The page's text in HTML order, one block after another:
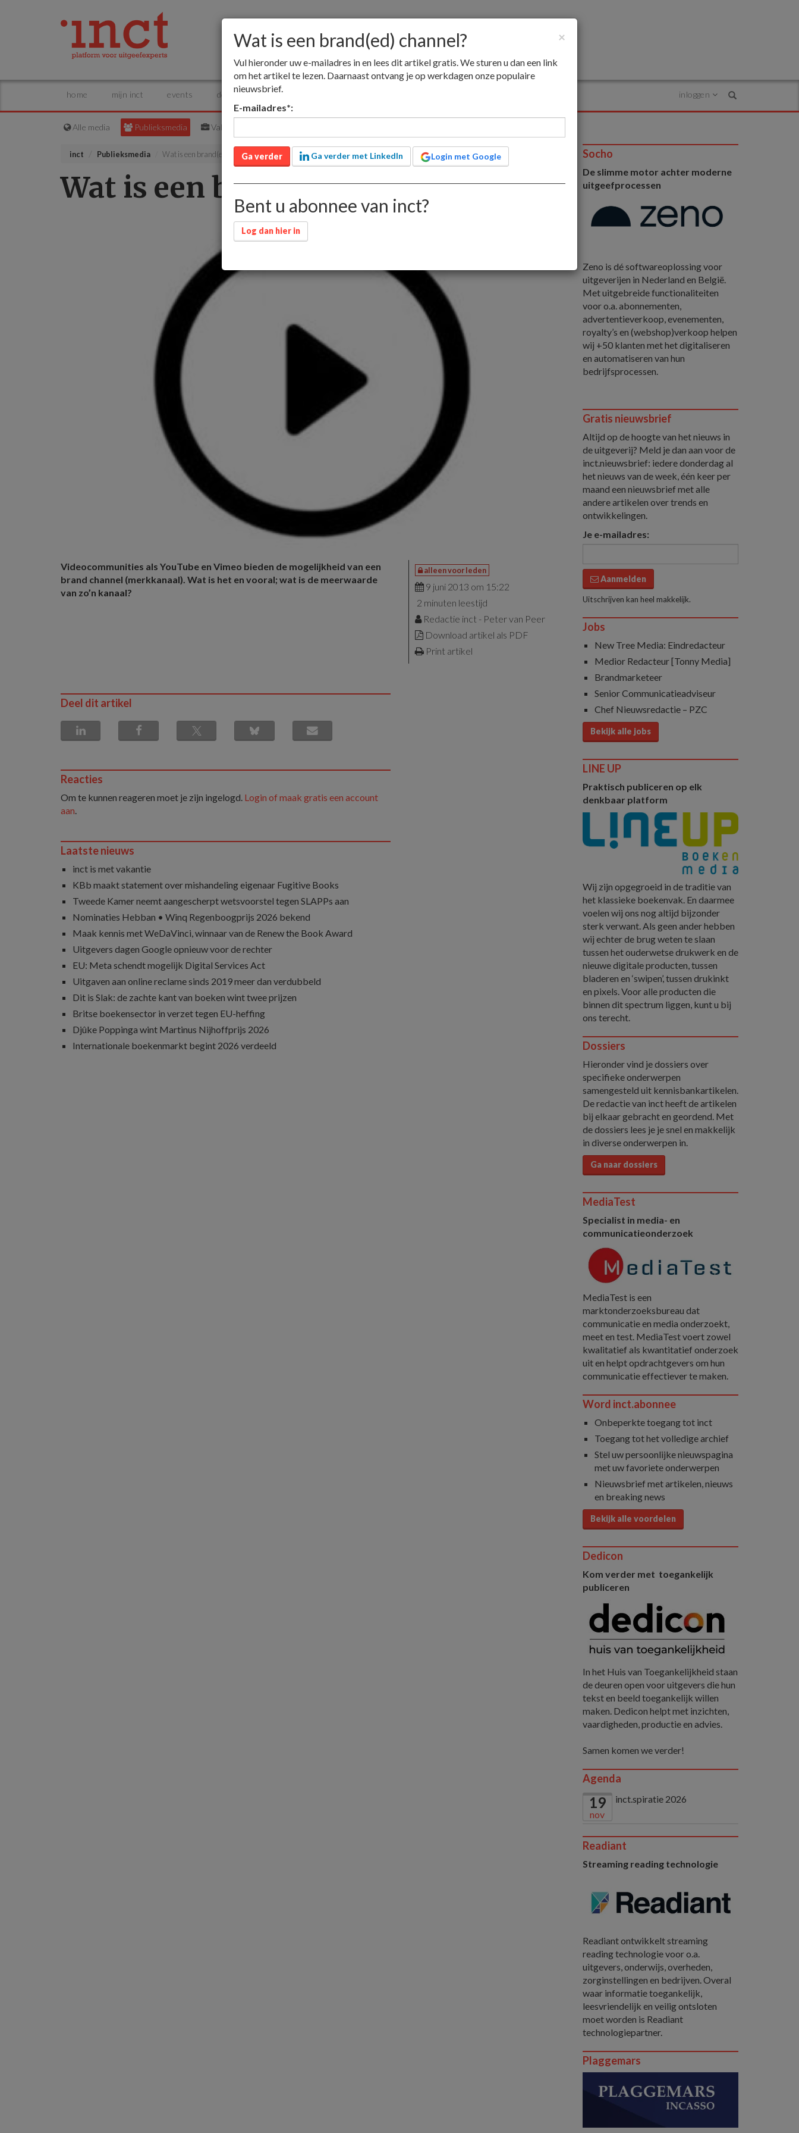
home mijn inct events dossiers adverteren inloggen
Alle media Publieksmedia Vakmedia
inct Publieksmedia Wat is een brand(ed) channel?
Wat is een brand(ed) channel?
Videocommunities als YouTube en Vimeo bieden de mogelijkheid van een
brand channel (merkkanaal). Wat is het en vooral; wat is de meerwaarde
van zo’n kanaal?
alleen voor leden
9 juni 2013 om 15:22
2 minuten leestijd
Redactie inct - Peter van Peer
Download artikel als PDF
Print artikel
Deel dit artikel
Reacties
Om te kunnen reageren moet je zijn ingelogd. Login of maak gratis een account
aan.
Laatste nieuws
inct is met vakantie
KBb maakt statement over mishandeling eigenaar Fugitive Books
Tweede Kamer neemt aangescherpt wetsvoorstel tegen SLAPPs aan
Nominaties Hebban • Winq Regenboogprijs 2026 bekend
Maak kennis met WeDaVinci, winnaar van de Renew the Book Award
Uitgevers dagen Google opnieuw voor de rechter
EU: Meta schendt mogelijk Digital Services Act
Uitgaven aan online reclame sinds 2019 meer dan verdubbeld
Dit is Slak: de zachte kant van boeken wint twee prijzen
Britse boekensector in verzet tegen EU-heffing
Djûke Poppinga wint Martinus Nijhoffprijs 2026
Internationale boekenmarkt begint 2026 verdeeld
Socho
De slimme motor achter moderne
uitgeefprocessen
Zeno is dé softwareoplossing voor
uitgeverijen in Nederland en België.
Met uitgebreide functionaliteiten
voor o.a. abonnementen,
advertentieverkoop, evenementen,
royalty’s en (webshop)verkoop helpen
wij +50 klanten met het digitaliseren
en automatiseren van hun
bedrijfsprocessen.
Gratis nieuwsbrief
Altijd op de hoogte van het nieuws in
de uitgeverij? Meld je dan aan voor de
inct.nieuwsbrief: iedere donderdag al
het nieuws van de week, één keer per
maand een nieuwsbrief met alle
andere artikelen over trends en
ontwikkelingen.
Je e-mailadres:
Aanmelden
Uitschrijven kan heel makkelijk.
Jobs
New Tree Media: Eindredacteur
Medior Redacteur [Tonny Media]
Brandmarketeer
Senior Communicatieadviseur
Chef Nieuwsredactie – PZC
Bekijk alle jobs
LINE UP
Praktisch publiceren op elk
denkbaar platform
Wij zijn opgegroeid in de traditie van
het klassieke boekenvak. En daarmee
voelen wij ons nog altijd bijzonder
sterk verwant. Als geen ander hebben
wij echter de brug weten te slaan
tussen het ouderwetse drukwerk en de
nieuwe digitale producten, tussen
bladeren en ‘swipen’, tussen drukinkt
en pixels. Voor alle producten die
binnen dit spectrum liggen, kunt u bij
ons terecht.
Dossiers
Hieronder vind je dossiers over
specifieke onderwerpen
samengesteld uit kennisbankartikelen.
De redactie van inct heeft de artikelen
bij elkaar gebracht en geordend. Met
de dossiers lees je je snel en makkelijk
in diverse onderwerpen in.
Ga naar dossiers
MediaTest
Specialist in media- en
communicatieonderzoek
MediaTest is een
marktonderzoeksbureau dat
communicatie en media onderzoekt,
meet en test. MediaTest voert zowel
kwalitatief als kwantitatief onderzoek
uit en helpt opdrachtgevers om hun
communicatie effectiever te maken.
Word inct.abonnee
Onbeperkte toegang tot inct
Toegang tot het volledige archief
Stel uw persoonlijke nieuwspagina
met uw favoriete onderwerpen
Nieuwsbrief met artikelen, nieuws
en breaking news
Bekijk alle voordelen
Dedicon
Kom verder met toegankelijk
publiceren
In het Huis van Toegankelijkheid staan
de deuren open voor uitgevers die hun
tekst en beeld toegankelijk willen
maken. Dedicon helpt met inzichten,
vaardigheden, productie en advies.
Samen komen we verder!
Agenda
19
nov
inct.spiratie 2026
Readiant
Streaming reading technologie
Readiant ontwikkelt streaming
reading technologie voor o.a.
uitgevers, onderwijs, overheden,
zorginstellingen en bedrijven. Overal
waar informatie toegankelijk,
leesvriendelijk en veilig ontsloten
moet worden is Readiant
technologiepartner.
Plaggemars
×
Wat is een brand(ed) channel?
Vul hieronder uw e-mailadres in en lees dit artikel gratis. We sturen u dan een link
om het artikel te lezen. Daarnaast ontvang je op werkdagen onze populaire
nieuwsbrief.
E-mailadres*:
Ga verder Ga verder met LinkedIn Login met Google
Bent u abonnee van inct?
Log dan hier in